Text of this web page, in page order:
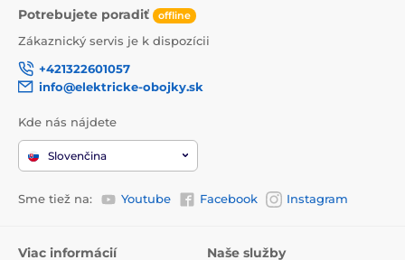
Hmotnosťpsa
(kg)
mesiace
M (10–25 kg)
L (25–45 kg)
Potrebujete poradiť offline
Zákaznický servis je k dispozícii
+421322601057
info@elektricke-obojky.sk
Kde nás nájdete
Slovenčina
Sme tiež na: Youtube Facebook Instagram
Viac informácií Naše služby